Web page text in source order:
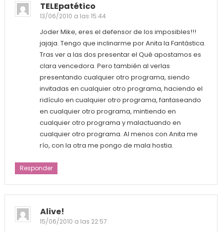
TELEpatético
13/06/2010 a las 15:44
Joder Mike, eres el defensor de los imposibles!!!
jajaja. Tengo que inclinarme por Anita la Fantástica.
Tras ver a las dos presentar el Qué apostamos es
clara vencedora. Pero también al verlas
presentando cualquier otro programa, siendo
invitadas en cualquier otro programa, haciendo el
ridículo en cualquier otro programa, fantaseando
en cualquier otro programa, mintiendo en
cualquier otro programa y malactuando en
cualquier otro programa. Al menos con Anita me
río, con la otra me pongo de mala hostia.
Responder
Alive!
15/06/2010 a las 22:57